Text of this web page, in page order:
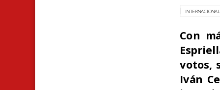
INTERNACIONAL
Con
votos,
Iván